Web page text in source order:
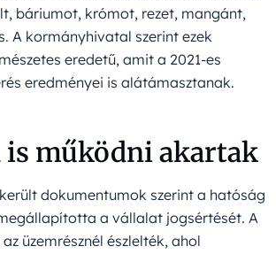
báriumot, krómot, rezet, mangánt,
A kormányhivatal szerint ezek
eredetű, amit a 2021-es
eredményei is alátámasztanak.
is működni akartak
dokumentumok szerint a hatóság
a vállalat jogsértését. A
üzemrésznél észlelték, ahol